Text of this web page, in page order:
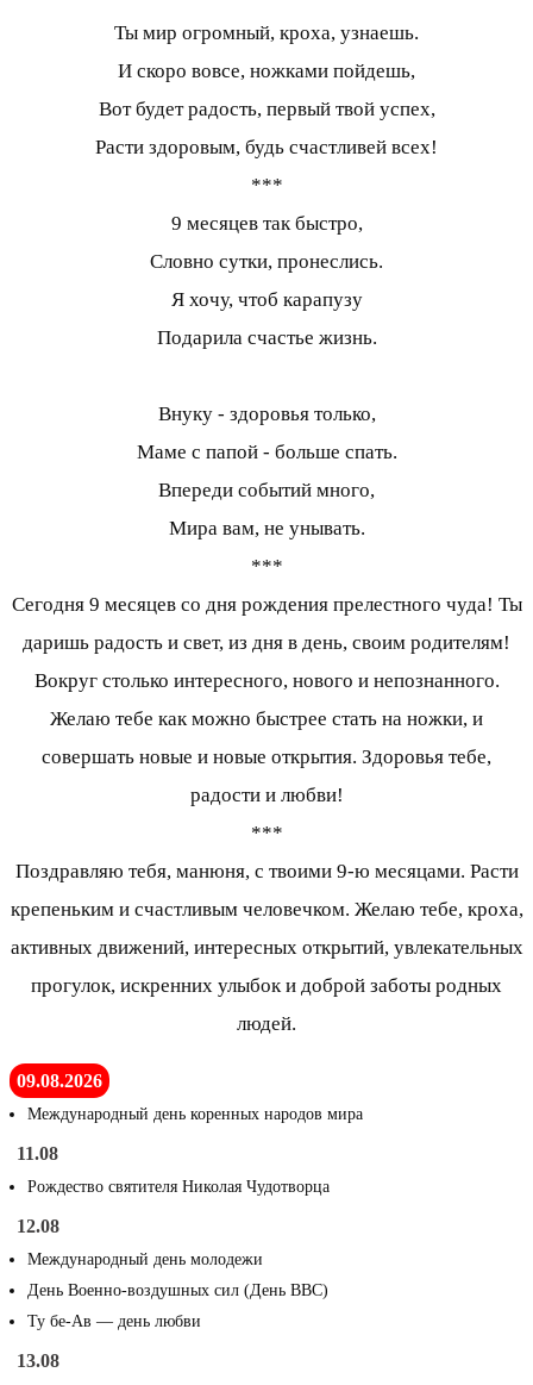
Ты мир огромный, кроха, узнаешь.
И скоро вовсе, ножками пойдешь,
Вот будет радость, первый твой успех,
Расти здоровым, будь счастливей всех!
***
9 месяцев так быстро,
Словно сутки, пронеслись.
Я хочу, чтоб карапузу
Подарила счастье жизнь.
Внуку - здоровья только,
Маме с папой - больше спать.
Впереди событий много,
Мира вам, не унывать.
***
Сегодня 9 месяцев со дня рождения прелестного чуда! Ты
даришь радость и свет, из дня в день, своим родителям!
Вокруг столько интересного, нового и непознанного.
Желаю тебе как можно быстрее стать на ножки, и
совершать новые и новые открытия. Здоровья тебе,
радости и любви!
***
Поздравляю тебя, манюня, с твоими 9-ю месяцами. Расти
крепеньким и счастливым человечком. Желаю тебе, кроха,
активных движений, интересных открытий, увлекательных
прогулок, искренних улыбок и доброй заботы родных
людей.
09.08.2026
Международный день коренных народов мира
11.08
Рождество святителя Николая Чудотворца
12.08
Международный день молодежи
День Военно-воздушных сил (День ВВС)
Ту бе-Ав — день любви
13.08